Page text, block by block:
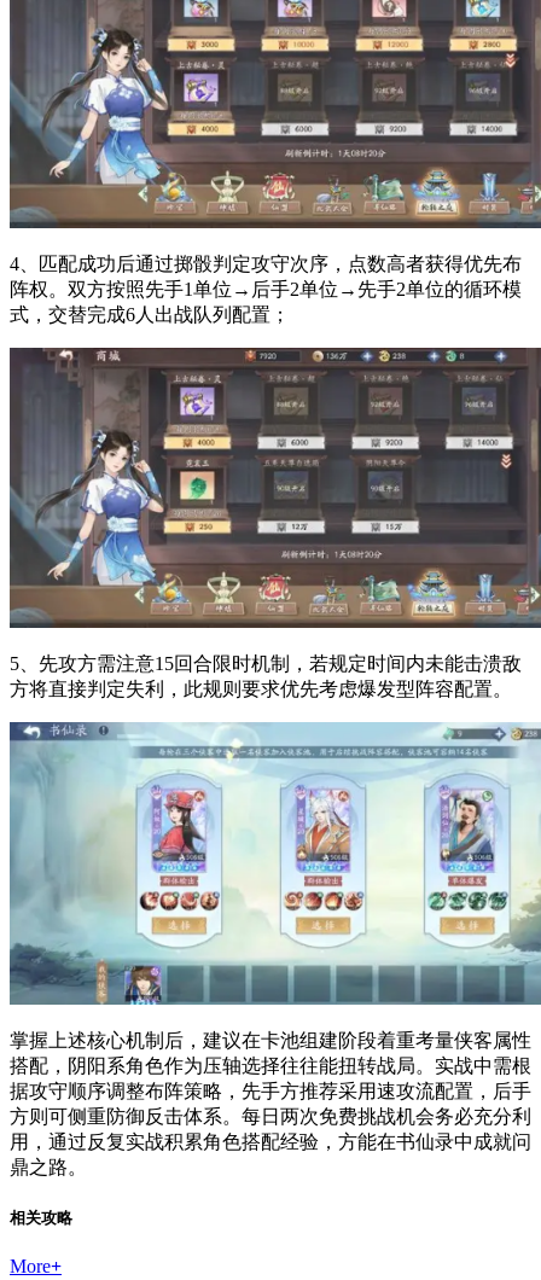
4、匹配成功后通过掷骰判定攻守次序，点数高者获得优先布
阵权。双方按照先手1单位→后手2单位→先手2单位的循环模
式，交替完成6人出战队列配置；
5、先攻方需注意15回合限时机制，若规定时间内未能击溃敌
方将直接判定失利，此规则要求优先考虑爆发型阵容配置。
掌握上述核心机制后，建议在卡池组建阶段着重考量侠客属性
搭配，阴阳系角色作为压轴选择往往能扭转战局。实战中需根
据攻守顺序调整布阵策略，先手方推荐采用速攻流配置，后手
方则可侧重防御反击体系。每日两次免费挑战机会务必充分利
用，通过反复实战积累角色搭配经验，方能在书仙录中成就问
鼎之路。
相关攻略
More+